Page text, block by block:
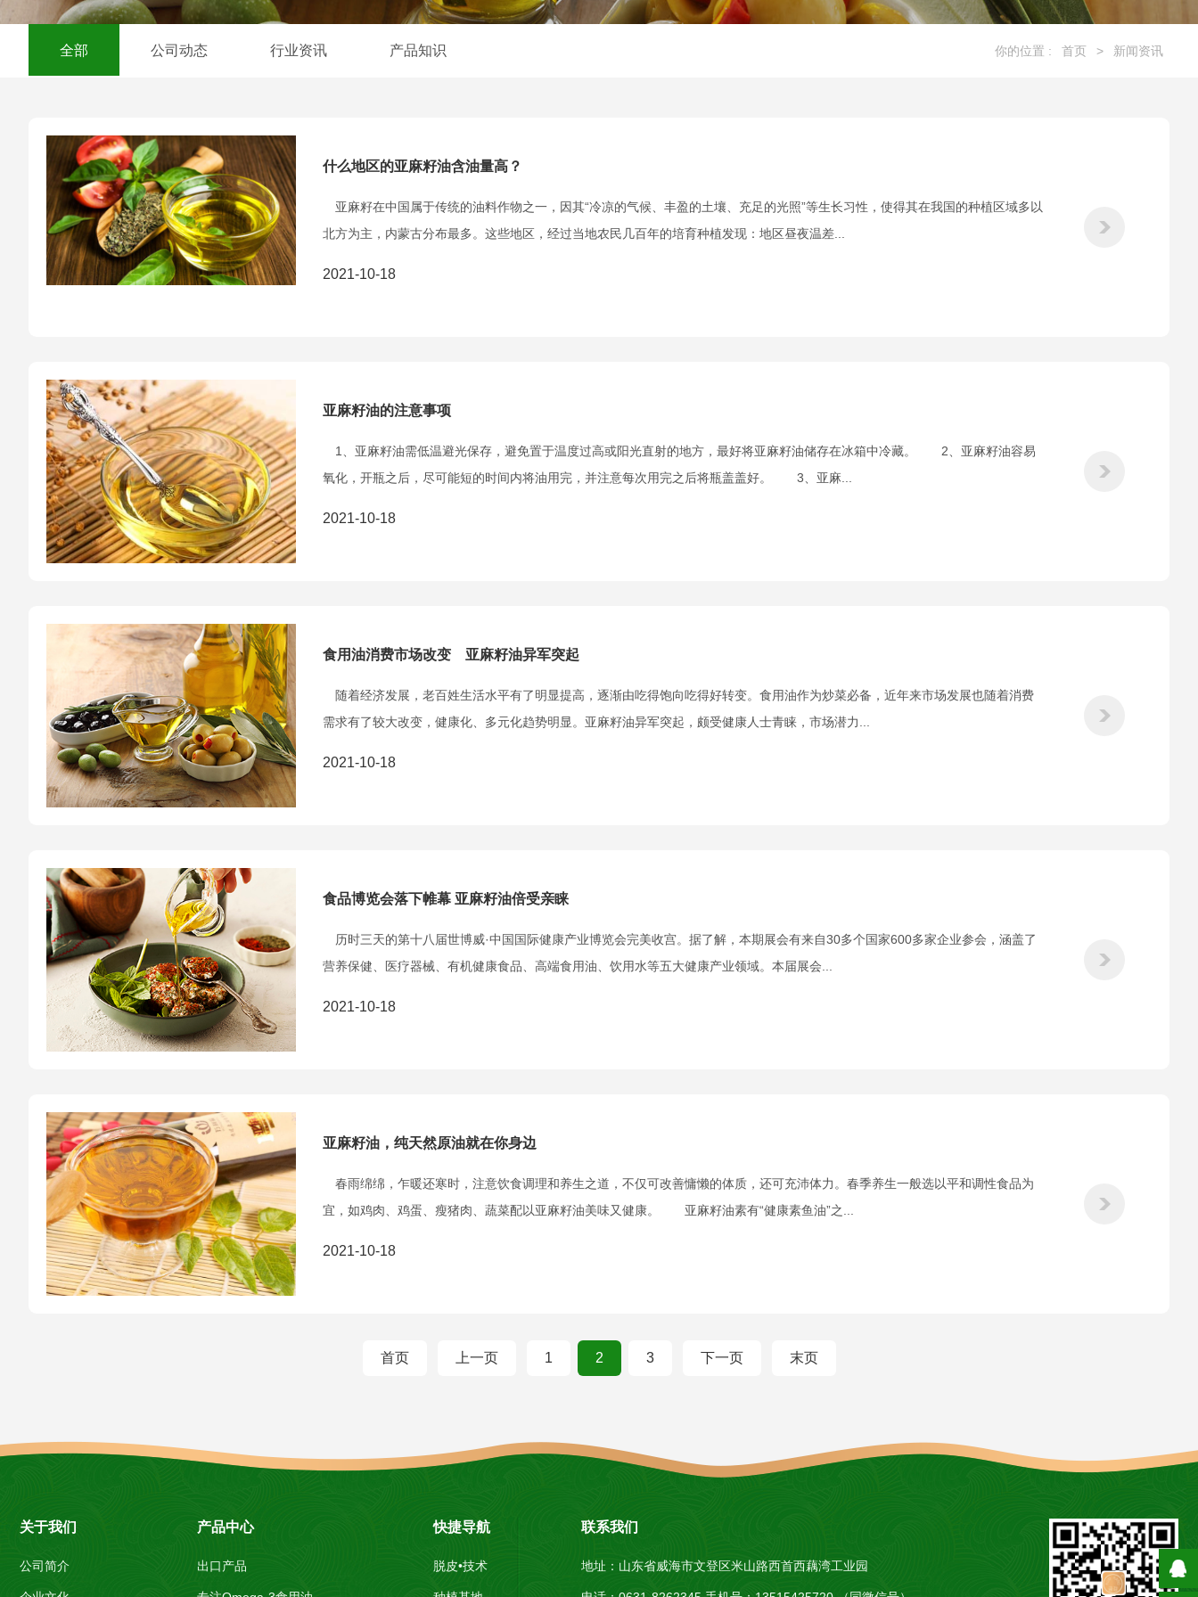
全部 公司动态 行业资讯 产品知识 你的位置 : 首页 > 新闻资讯
什么地区的亚麻籽油含油量高？
亚麻籽在中国属于传统的油料作物之一，因其“冷凉的气候、丰盈的土壤、充足的光照”等生长习性，使得其在我国的种植区域多以
北方为主，内蒙古分布最多。这些地区，经过当地农民几百年的培育种植发现：地区昼夜温差...
2021-10-18
亚麻籽油的注意事项
1、亚麻籽油需低温避光保存，避免置于温度过高或阳光直射的地方，最好将亚麻籽油储存在冰箱中冷藏。 2、亚麻籽油容易
氧化，开瓶之后，尽可能短的时间内将油用完，并注意每次用完之后将瓶盖盖好。 3、亚麻...
2021-10-18
食用油消费市场改变 亚麻籽油异军突起
随着经济发展，老百姓生活水平有了明显提高，逐渐由吃得饱向吃得好转变。食用油作为炒菜必备，近年来市场发展也随着消费
需求有了较大改变，健康化、多元化趋势明显。亚麻籽油异军突起，颇受健康人士青睐，市场潜力...
2021-10-18
食品博览会落下帷幕 亚麻籽油倍受亲睐
历时三天的第十八届世博威·中国国际健康产业博览会完美收宫。据了解，本期展会有来自30多个国家600多家企业参会，涵盖了
营养保健、医疗器械、有机健康食品、高端食用油、饮用水等五大健康产业领域。本届展会...
2021-10-18
亚麻籽油，纯天然原油就在你身边
春雨绵绵，乍暖还寒时，注意饮食调理和养生之道，不仅可改善慵懒的体质，还可充沛体力。春季养生一般选以平和调性食品为
宜，如鸡肉、鸡蛋、瘦猪肉、蔬菜配以亚麻籽油美味又健康。 亚麻籽油素有“健康素鱼油”之...
2021-10-18
首页 上一页 1 2 3 下一页 末页
关于我们
公司简介
产品中心
出口产品
快捷导航
脱皮•技术
联系我们
地址：山东省威海市文登区米山路西首西藕湾工业园